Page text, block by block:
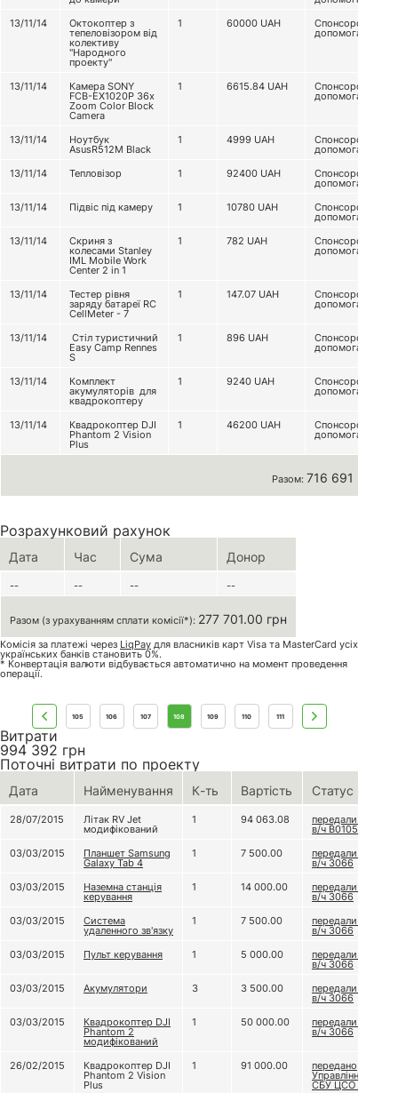
13/11/14
Октокоптер з
тепеловізором від
колективу
"Народного
проекту"
1 60000 UAH Спонсорська
допомога
13/11/14 Камера SONY
FCB-EX1020P 36x
Zoom Color Block
Camera
1 6615.84 UAH Спонсорська
допомога
13/11/14 Ноутбук
AsusR512M Black
1 4999 UAH Спонсорська
допомога
13/11/14
Тепловізор 1 92400 UAH Спонсорська
допомога
13/11/14
Підвіс під камеру 1 10780 UAH Спонсорська
допомога
13/11/14
Скриня з
колесами Stanley
IML Mobile Work
Center 2 in 1
1 782 UAH Спонсорська
допомога
13/11/14 Тестер рівня
заряду батареї RC
CellMeter - 7
1 147.07 UAH Спонсорська
допомога
13/11/14 Стіл туристичний
Easy Camp Rennes
S
1 896 UAH Спонсорська
допомога
13/11/14 Комплект
акумуляторів для
квадрокоптеру
1 9240 UAH Спонсорська
допомога
13/11/14 Квадрокоптер DJI
Phantom 2 Vision
Plus
1 46200 UAH Спонсорська
допомога
Разом: 716 691 грн
Розрахунковий рахунок
Дата Час Сума Донор
-- -- -- --
Разом (з урахуванням сплати комісії*): 277 701.00 грн
Комісія за платежі через LiqPay для власників карт Visa та MasterCard усіх
українських банків становить 0%.
* Конвертація валюти відбувається автоматично на момент проведення
операції.
105 106 107 108 109 110 111
Витрати
994 392 грн
Поточні витрати по проекту
Дата Найменування К-ть Вартість Статус
28/07/2015 Літак RV Jet
модифікований
1 94 063.08 передали до
в/ч В0105
03/03/2015
Планшет Samsung
Galaxy Tab 4
1 7 500.00 передали до
в/ч 3066
03/03/2015
Наземна станція
керування
1 14 000.00 передали до
в/ч 3066
03/03/2015
Система
удаленного зв'язку
1 7 500.00 передали до
в/ч 3066
03/03/2015
Пульт керування 1 5 000.00 передали до
в/ч 3066
03/03/2015
Акумулятори 3 3 500.00 передали до
в/ч 3066
03/03/2015
Квадрокоптер DJI
Phantom 2
модифікований
1 50 000.00 передали до
в/ч 3066
26/02/2015 Квадрокоптер DJI
Phantom 2 Vision
Plus
1 91 000.00 передано
Управлінню
СБУ ЦСО "А"